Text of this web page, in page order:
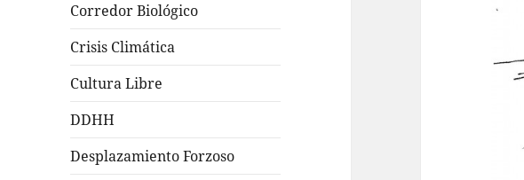
Corredor Biológico
Crisis Climática
Cultura Libre
DDHH
Desplazamiento Forzoso